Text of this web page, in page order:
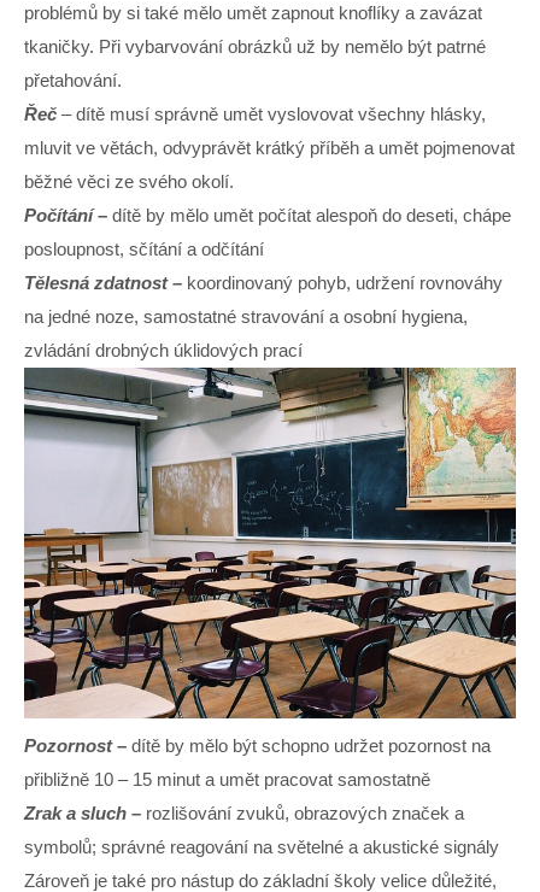
problémů by si také mělo umět zapnout knoflíky a zavázat
tkaničky. Při vybarvování obrázků už by nemělo být patrné
přetahování.
Řeč – dítě musí správně umět vyslovovat všechny hlásky,
mluvit ve větách, odvyprávět krátký příběh a umět pojmenovat
běžné věci ze svého okolí.
Počítání – dítě by mělo umět počítat alespoň do deseti, chápe
posloupnost, sčítání a odčítání
Tělesná zdatnost – koordinovaný pohyb, udržení rovnováhy
na jedné noze, samostatné stravování a osobní hygiena,
zvládání drobných úklidových prací
Pozornost – dítě by mělo být schopno udržet pozornost na
přibližně 10 – 15 minut a umět pracovat samostatně
Zrak a sluch – rozlišování zvuků, obrazových značek a
symbolů; správné reagování na světelné a akustické signály
Zároveň je také pro nástup do základní školy velice důležité,